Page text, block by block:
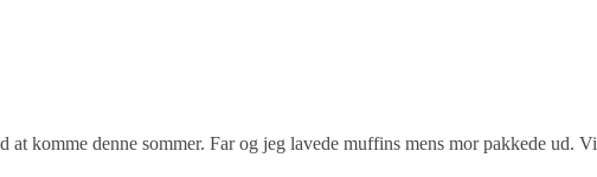
komme denne sommer. Far og jeg lavede muffins mens mor pakkede ud. Vi